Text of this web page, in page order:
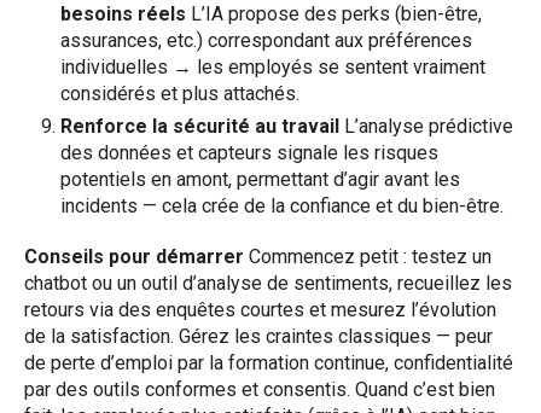
besoins réels L’IA propose des perks (bien-être,
assurances, etc.) correspondant aux préférences
individuelles → les employés se sentent vraiment
considérés et plus attachés.
Renforce la sécurité au travail L’analyse prédictive
des données et capteurs signale les risques
potentiels en amont, permettant d’agir avant les
incidents — cela crée de la confiance et du bien-être.
Conseils pour démarrer Commencez petit : testez un
chatbot ou un outil d’analyse de sentiments, recueillez les
retours via des enquêtes courtes et mesurez l’évolution
de la satisfaction. Gérez les craintes classiques — peur
de perte d’emploi par la formation continue, confidentialité
par des outils conformes et consentis. Quand c’est bien